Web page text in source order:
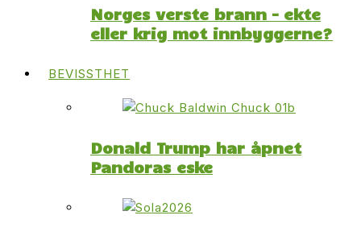
Norges verste brann – ekte
eller krig mot innbyggerne?
BEVISSTHET
Donald Trump har åpnet
Pandoras eske